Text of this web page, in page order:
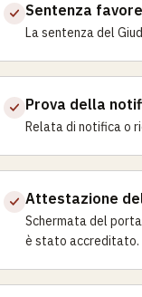
Sentenza
La sentenza del
Prova della
Relata di notifica o
Attestazione
Schermata del
è stato accreditato.